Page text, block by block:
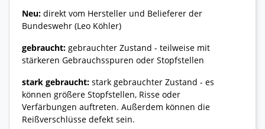
Neu: direkt vom Hersteller und Belieferer der
Bundeswehr (Leo Köhler)
gebraucht: gebrauchter Zustand - teilweise mit
stärkeren Gebrauchsspuren oder Stopfstellen
stark gebraucht: stark gebrauchter Zustand - es
können größere Stopfstellen, Risse oder
Verfärbungen auftreten. Außerdem können die
Reißverschlüsse defekt sein.